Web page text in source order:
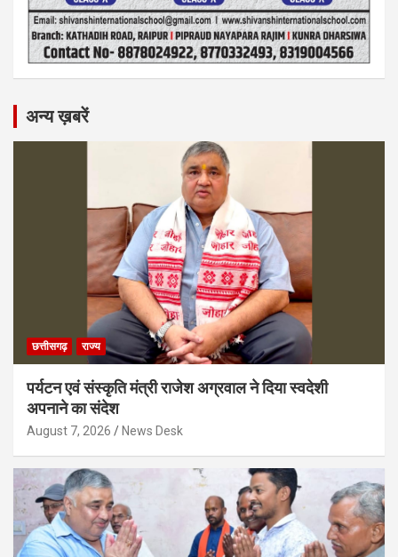
अन्य ख़बरें
छत्तीसगढ़ राज्य
पर्यटन एवं संस्कृति मंत्री राजेश अग्रवाल ने दिया स्वदेशी
अपनाने का संदेश
August 7, 2026 News Desk